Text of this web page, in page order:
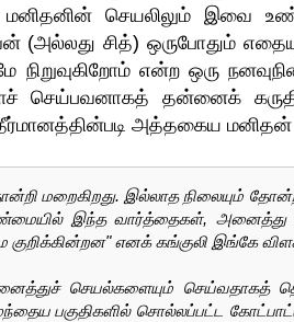
செயலிலும் இவை
சித்) ஒருபோதும்
நிறுவுகிறோம் என்ற ஒரு
செய்பவனாகத் தன்னைக்
அத்தகைய
மறைகிறது. இல்லாத நிலையும்
இந்த வார்த்தைகள், அனைத்து
குறிக்கின்றன" எனக் கங்குலி இங்கே
செயல்களையும் செய்வதாகத்
பகுதிகளில் சொல்லப்பட்ட கோட்பாட்டு